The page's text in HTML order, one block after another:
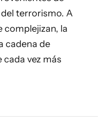
terrorismo. A
complejizan, la
cadena de
vez más